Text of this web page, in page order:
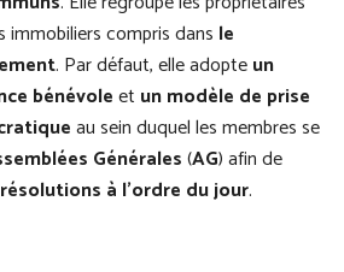
immobiliers compris dans le
. Par défaut, elle adopteun
bénévoleet un modèle de prise
au sein duquel les membres se
Générales(AG) afin de
à l’ordre du jour.